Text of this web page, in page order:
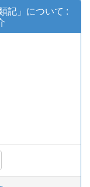
記」について :